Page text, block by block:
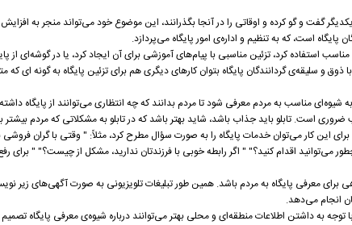
گفت و گو کرده و اوقاتی را در آنجا بگذرانند، این موضوع خود می‌تواند منجر به افزایش
پایگاه است، که به تنظیم و اداره‌ی امور پایگاه می‌پردازد.
استفاده کرد، تزئین مناسبی با پیام‌های آموزشی برای آن ایجاد کرد، یا در گوشه‌ای از
و سلیقه‌ی گردانندگان پایگاه بتوان کارهای دیگری هم برای تزئین پایگاه به گونه ای که
مناسب به مردم معرفی شود تا مردم بدانند که چه انتظاری می‌توانند از پایگاه
است. تابلو باید جذاب باشد، شاید بهتر باشد که در تابلو به مشکلاتی که مردم بیشتر
این کار می‌توان خدمات پایگاه را به صورت سؤال مطرح کرد، مثلاً: " وقتی با گران فروشی
چطور می‌توانید اقدام کنید؟" " اگر رابطه خوبی با فرزندتان ندارید، مشکل از چیست؟" "
برای معرفی پایگاه به مردم باشد. همین طور تبلیغات تلویزیونی به صورت آگهی‌های زیر
انجام می‌دهد.
توجه به داشتن اطلاعات منطقه‌ای و محلی بهتر می‌توانند درباره شیوه‌ی معرفی پایگاه تصمیم